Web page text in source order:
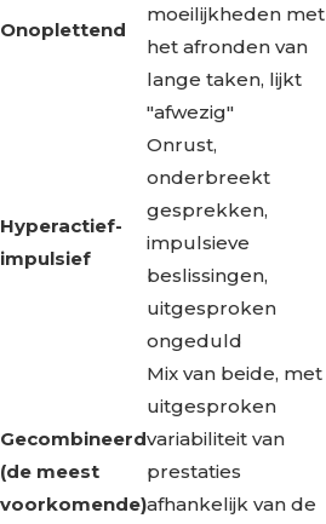
Onoplettend
moeilijkheden met
het afronden van
lange taken, lijkt
"afwezig"
Hyperactief-
impulsief
Onrust,
onderbreekt
gesprekken,
impulsieve
beslissingen,
uitgesproken
ongeduld
Gecombineerd
(de meest
voorkomende)
Mix van beide, met
uitgesproken
variabiliteit van
prestaties
afhankelijk van de